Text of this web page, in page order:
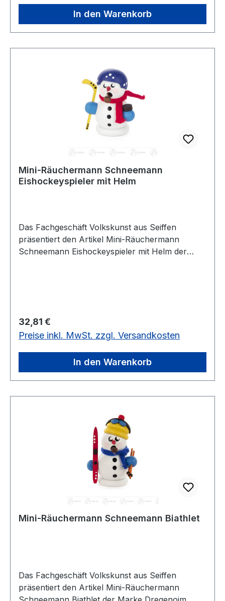
In den Warenkorb
Mini-Räuchermann Schneemann
Eishockeyspieler mit Helm
Das Fachgeschäft Volkskunst aus Seiffen
präsentiert den Artikel Mini-Räuchermann
Schneemann Eishockeyspieler mit Helm der
Regulärer Preis:
32,81 €
Preise inkl. MwSt. zzgl. Versandkosten
In den Warenkorb
Mini-Räuchermann Schneemann Biathlet
Das Fachgeschäft Volkskunst aus Seiffen
präsentiert den Artikel Mini-Räuchermann